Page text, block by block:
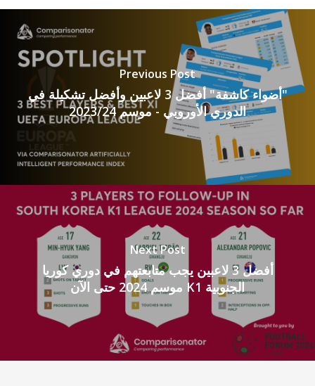
Previous Post
"أضواء كاشفة" أفضل 3 لاعبين وأفضل تشكيلة في
الدوري الأوروبي - موسم 2023/24
Next Post
أفضل 3 لاعبين يجب متابعتهم في دوري كوريا
الجنوبية K1 موسم 2024 حتى الآن